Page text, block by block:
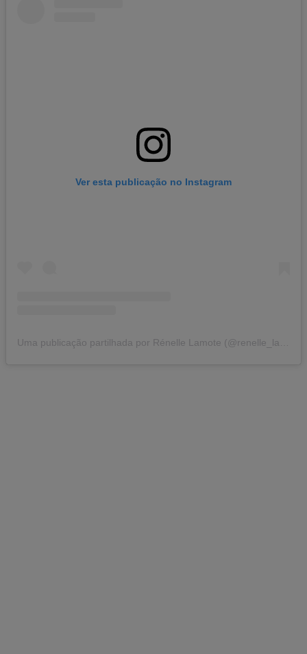
Ver esta publicação no Instagram